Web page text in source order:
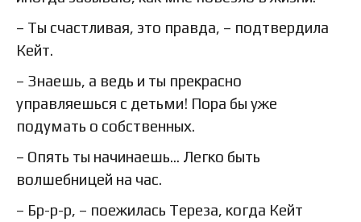
– Ты счастливая, это правда, – подтвердила
Кейт.
– Знаешь, а ведь и ты прекрасно
управляешься с детьми! Пора бы уже
подумать о собственных.
– Опять ты начинаешь… Легко быть
волшебницей на час.
– Бр-р-р, – поежилась Тереза, когда Кейт